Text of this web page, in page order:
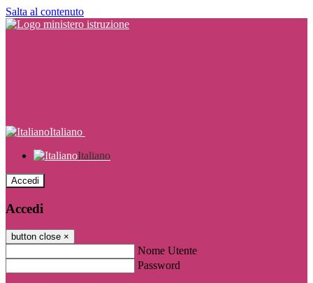
Salta al contenuto
Italiano
Italiano
Accedi
Accedi
button close ×
Nome Utente
Password